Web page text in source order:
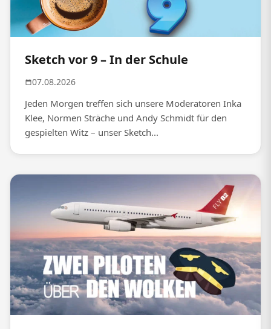
Sketch vor 9 – In der Schule
07.08.2026
Jeden Morgen treffen sich unsere Moderatoren Inka
Klee, Normen Sträche und Andy Schmidt für den
gespielten Witz – unser Sketch...